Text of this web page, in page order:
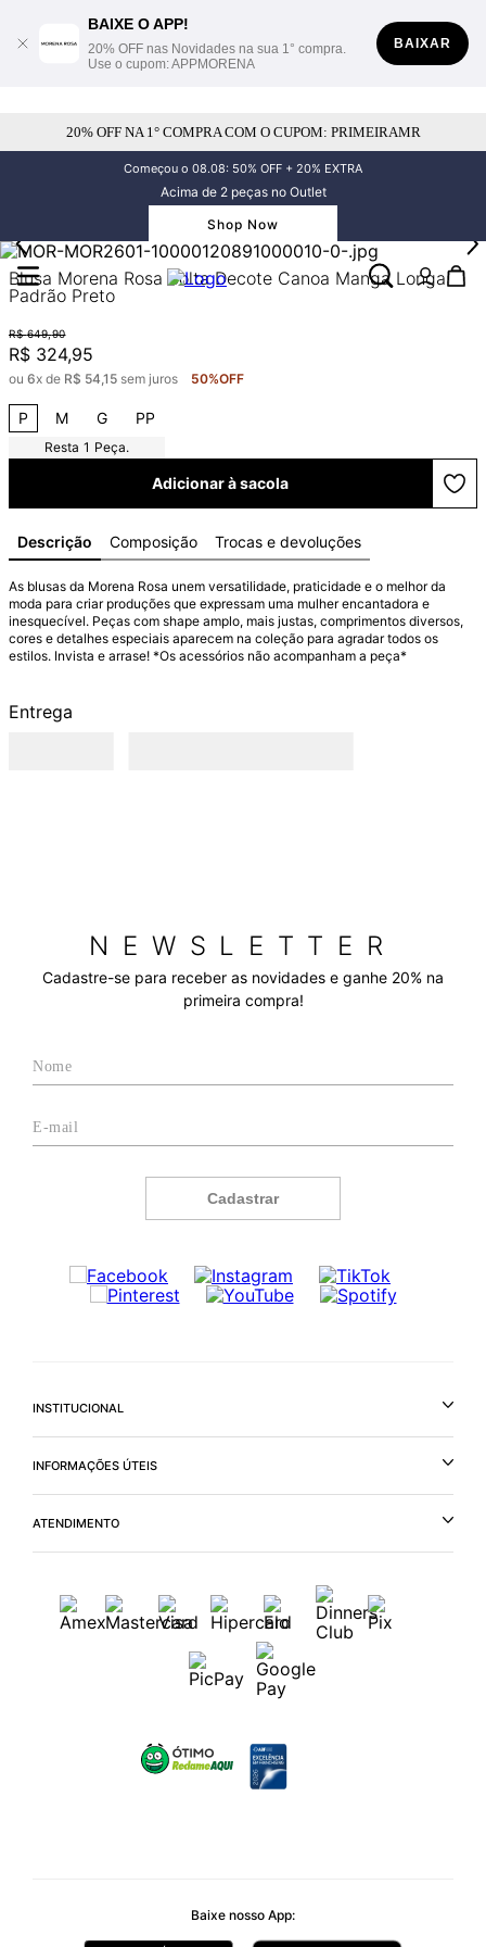
BAIXE O APP!
20% OFF nas Novidades na sua 1° compra.
Use o cupom: APPMORENA
BAIXAR
20% OFF NA 1° COMPRA COM O CUPOM: PRIMEIRAMR
Começou o 08.08: 50% OFF + 20% EXTRA
Acima de 2 peças no Outlet
Shop Now
Blusa Morena Rosa Solta Decote Canoa Manga Longa
Padrão Preto
R$ 649,90
R$ 324,95
ou 6x de R$ 54,15 sem juros 50%OFF
P M G PP
1 Peça.
Adicionar à sacola
Descrição Composição Trocas e devoluções
As blusas da Morena Rosa unem versatilidade, praticidade e o melhor da
moda para criar produções que expressam uma mulher encantadora e
inesquecível. Peças com shape amplo, mais justas, comprimentos diversos,
cores e detalhes especiais aparecem na coleção para agradar todos os
estilos. Invista e arrase! *Os acessórios não acompanham a peça*
Entrega
NEWSLETTER
Cadastre-se para receber as novidades e ganhe 20% na
primeira compra!
Cadastrar
INSTITUCIONAL
INFORMAÇÕES ÚTEIS
ATENDIMENTO
Baixe nosso App: